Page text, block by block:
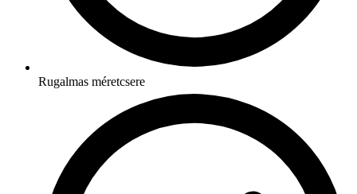
Rugalmas méretcsere